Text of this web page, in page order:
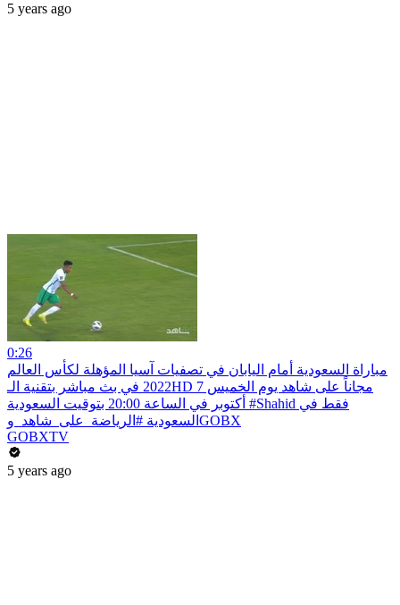
5 years ago
0:26
مباراة السعودية أمام اليابان في تصفيات آسيا المؤهلة لكأس العالم
2022 في بث مباشر بتقنية الـHD مجاناً على شاهد يوم الخميس 7
أكتوبر في الساعة 20:00 بتوقيت السعودية #Shahid فقط في
السعودية #الرياضة_على_شاهد_وGOBX
GOBXTV
5 years ago